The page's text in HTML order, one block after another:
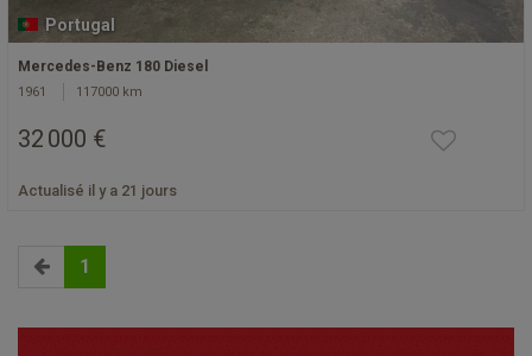
Portugal
Mercedes-Benz 180 Diesel
1961 117000 km
32 000 €
Actualisé il y a 21 jours
1